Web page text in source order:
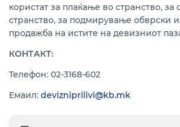
користат за плаќање во странство, за
странство, за подмирување обврски
продажба на истите на девизниот
КОНТАКТ:
Телефон: 02-3168-602
Емаил: devizniprilivi@kb.mk